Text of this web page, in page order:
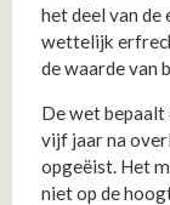
het deel van
wettelijk
de waarde van
De wet
vijf jaar na
opgeëist. Het
niet op de